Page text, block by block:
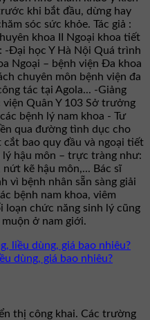
khi bắt đầu, dừng hay
sóc sức khỏe. Tác giả :
khoa II Ngoại khoa tiết
-Đại học Y Hà Nội Quá trình
Ngoại – bệnh viện Đa khoa
chuyên môn bệnh viện đa
tác tại Agola... -Giảng
Quân Y 103 Sở trưởng
bệnh lý nam khoa - Tư
qua đường tình dục cho
bao quy đầu và ngoại tiết
hậu môn – trực tràng như:
kẽ hậu môn,... Bác sĩ
vì bệnh nhân sẵn sàng giải
bệnh nam khoa, viêm
loạn chức năng sinh lý cũng
ở nam giới.
liều dùng, giá bao nhiêu?
dùng, giá bao nhiêu?
thị công khai. Các trường